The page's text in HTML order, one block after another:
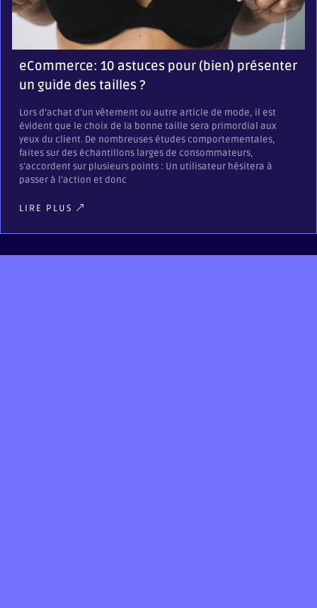
eCommerce: 10 astuces pour (bien) présenter
un guide des tailles ?
Lors d’achat d’un vêtement ou autre article de mode, il est
évident que le choix de la bonne taille sera primordial aux
yeux du client. De nombreuses études comportementales,
faites sur des échantillons larges de consommateurs,
s’accordent sur plusieurs points : Un utilisateur hésitera à
passer à l’action et donc
LIRE PLUS